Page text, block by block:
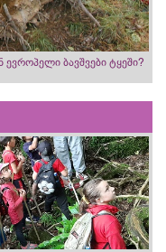
ევროპელი ბავშვები ტყეში?